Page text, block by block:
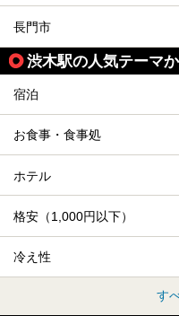
長門市
渋木駅の人気テーマ
宿泊
お食事・食事処
ホテル
格安（1,000円以下）
冷え性
す